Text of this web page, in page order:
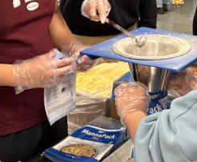
台北市校友會6月份活動